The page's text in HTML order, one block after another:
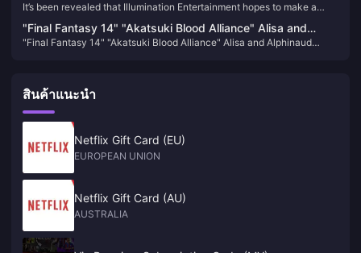
make a “Super Smash Bros.” movie
It’s been revealed that Illumination Entertainment hopes to make a
"Final Fantasy 14" "Akatsuki Blood Alliance" Alisa and
Alphinaud BRING ARTS figures appear
"Final Fantasy 14" "Akatsuki Blood Alliance" Alisa and Alphinaud
สินค้าแนะนำ
Netflix Gift Card (EU)
EUROPEAN UNION
Netflix Gift Card (AU)
AUSTRALIA